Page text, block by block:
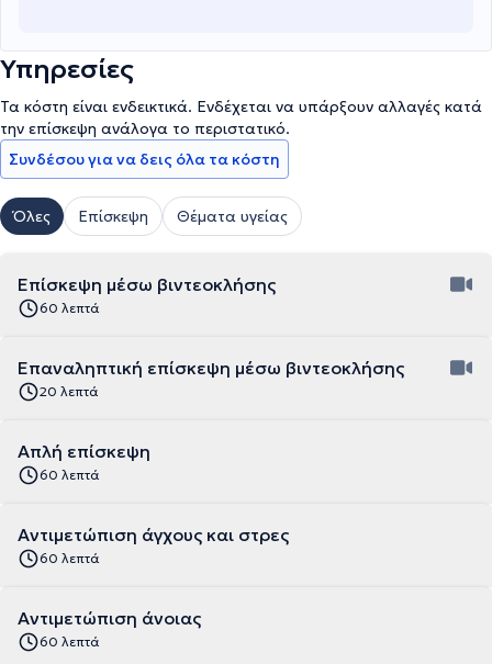
Υπηρεσίες
Τα κόστη είναι ενδεικτικά. Ενδέχεται να υπάρξουν αλλαγές κατά
την επίσκεψη ανάλογα το περιστατικό.
Συνδέσου για να δεις όλα τα κόστη
Όλες Επίσκεψη Θέματα υγείας
Επίσκεψη μέσω βιντεοκλήσης
60 λεπτά
Επαναληπτική επίσκεψη μέσω βιντεοκλήσης
20 λεπτά
Απλή επίσκεψη
60 λεπτά
Αντιμετώπιση άγχους και στρες
60 λεπτά
Αντιμετώπιση άνοιας
60 λεπτά